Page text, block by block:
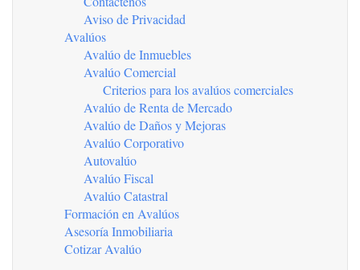
Aviso de Privacidad
Avalúos
Avalúo de Inmuebles
Avalúo Comercial
Criterios para los avalúos comerciales
Avalúo de Renta de Mercado
Avalúo de Daños y Mejoras
Avalúo Corporativo
Autovalúo
Avalúo Fiscal
Avalúo Catastral
Formación en Avalúos
Asesoría Inmobiliaria
Cotizar Avalúo